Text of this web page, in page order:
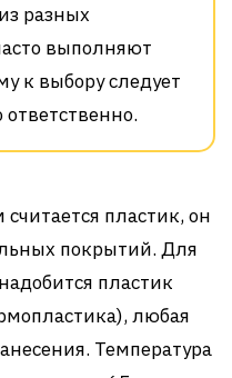
разных
выполняют
к выбору следует
пластик, он
покрытий. Для
пластик
любая
Температура